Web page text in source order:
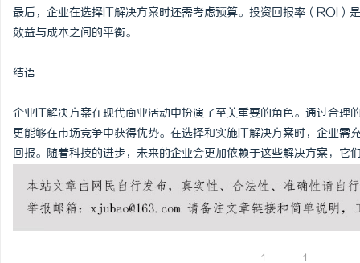
最后，企业在选择IT解决方案时还需考虑预算。投资回报率（ROI）
效益与成本之间的平衡。
结语
企业IT解决方案在现代商业活动中扮演了至关重要的角色。通过合
更能够在市场竞争中获得优势。在选择和实施IT解决方案时，企业
回报。随着科技的进步，未来的企业会更加依赖于这些解决方案，它
1 1